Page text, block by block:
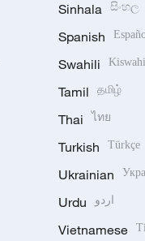
Sinhala සිංහල
Spanish
Swahili
Tamil தமிழ்
Thai ไทย
Turkish Türkçe
Ukrainian
Urdu اردو
Vietnamese